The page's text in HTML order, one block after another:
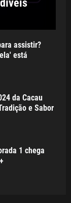
assistir?
está
da Cacau
e Sabor
1 chega